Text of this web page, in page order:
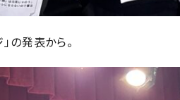
の発表から。